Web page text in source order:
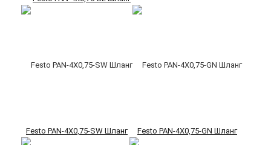
Festo PAN-4X0,75-SW Шланг Festo PAN-4X0,75-GN Шланг